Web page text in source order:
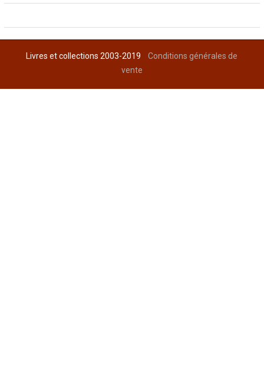
Livres et collections 2003-2019Conditions générales de
vente